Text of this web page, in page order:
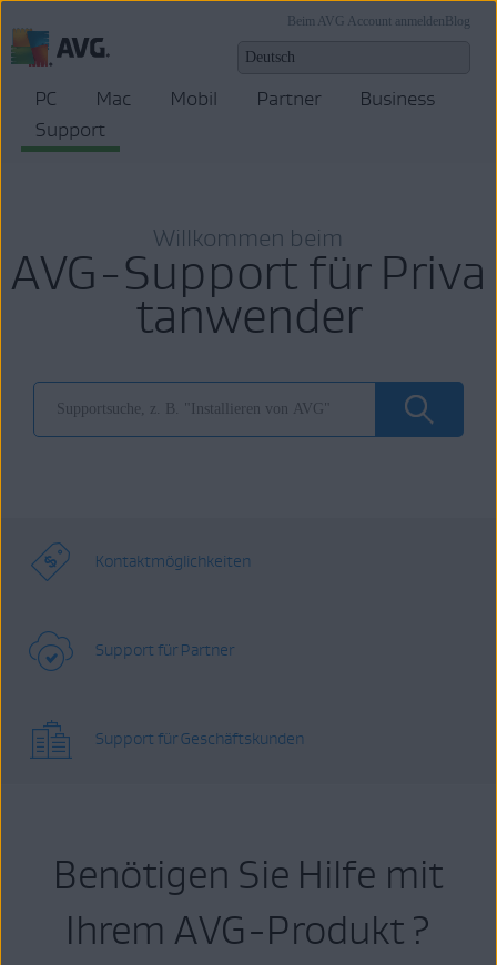
Blog
Beim AVG Account anmelden
PC Mac Mobil Partner
Business
Support
Willkommen beim
AVG-Support für Priva
tanwender
Kontaktmöglichkeiten
Support für Partner
Support für Geschäftskunden
Benötigen Sie Hilfe mit
Ihrem AVG-Produkt ?